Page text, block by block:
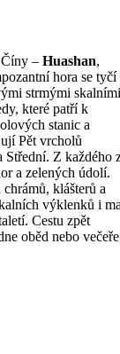
– Huashan,
hora se tyčí
strmými skalními
které patří k
stanic a
Pět vrcholů
Střední. Z každého
a zelených údolí.
klášterů a
výklenků i
Cestu zpět
oběd nebo